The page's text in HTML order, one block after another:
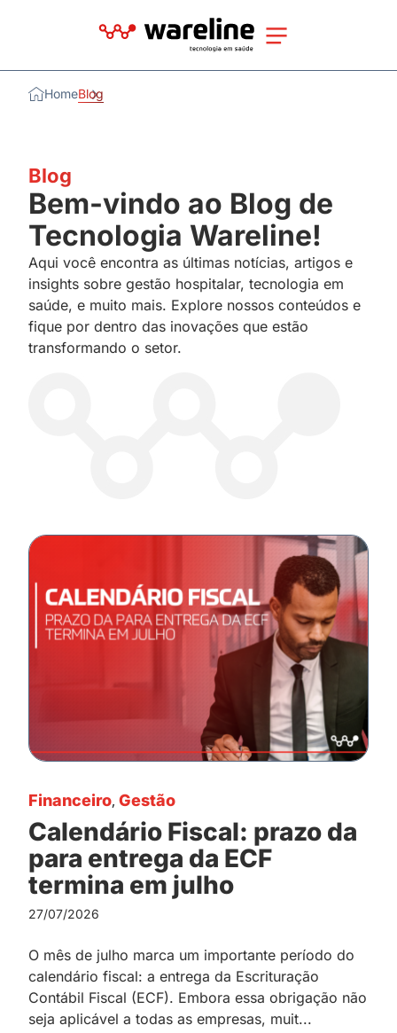
HomeBlog
Blog
Bem-vindo ao Blog de
Tecnologia Wareline!
Aqui você encontra as últimas notícias, artigos e
insights sobre gestão hospitalar, tecnologia em
saúde, e muito mais. Explore nossos conteúdos e
fique por dentro das inovações que estão
transformando o setor.
Financeiro, Gestão
Calendário Fiscal: prazo da
para entrega da ECF
termina em julho
27/07/2026
O mês de julho marca um importante período do
calendário fiscal: a entrega da Escrituração
Contábil Fiscal (ECF). Embora essa obrigação não
seja aplicável a todas as empresas, muit...